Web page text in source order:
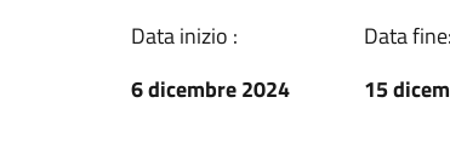
Data inizio :
6 dicembre 2024
Data fine:
15